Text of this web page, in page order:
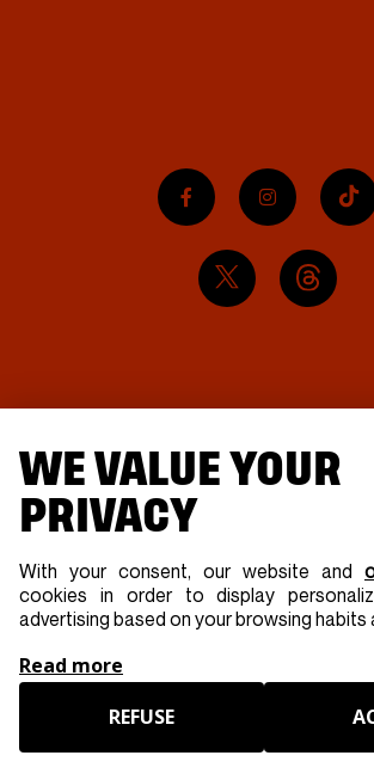
SAS GOLDEN COAST - Tous droits
Partenaires
WE VALUE YOUR
PRIVACY
With your consent, our website and
cookies in order to display
advertising based on your browsing habits
Read more
REFUSE